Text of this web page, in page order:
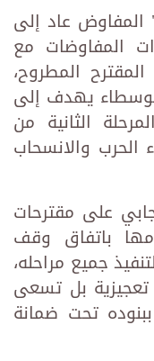
عاد إلى
المفاوضات مع
المطروح،
يهدف إلى
الثانية من
والانسحاب
على مقترحات
باتفاق وقف
جميع مراحله،
تعجيزية بل تسعى
ببنوده تحت ضمانة